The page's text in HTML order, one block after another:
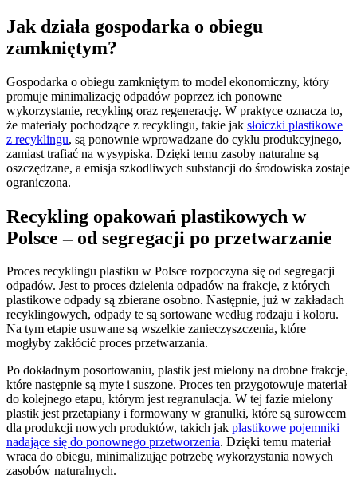
Jak działa gospodarka o obiegu
zamkniętym?
Gospodarka o obiegu zamkniętym to model ekonomiczny, który
promuje minimalizację odpadów poprzez ich ponowne
wykorzystanie, recykling oraz regenerację. W praktyce oznacza to,
że materiały pochodzące z recyklingu, takie jak słoiczki plastikowe
z recyklingu, są ponownie wprowadzane do cyklu produkcyjnego,
zamiast trafiać na wysypiska. Dzięki temu zasoby naturalne są
oszczędzane, a emisja szkodliwych substancji do środowiska zostaje
ograniczona.
Recykling opakowań plastikowych w
Polsce – od segregacji po przetwarzanie
Proces recyklingu plastiku w Polsce rozpoczyna się od segregacji
odpadów. Jest to proces dzielenia odpadów na frakcje, z których
plastikowe odpady są zbierane osobno. Następnie, już w zakładach
recyklingowych, odpady te są sortowane według rodzaju i koloru.
Na tym etapie usuwane są wszelkie zanieczyszczenia, które
mogłyby zakłócić proces przetwarzania.
Po dokładnym posortowaniu, plastik jest mielony na drobne frakcje,
które następnie są myte i suszone. Proces ten przygotowuje materiał
do kolejnego etapu, którym jest regranulacja. W tej fazie mielony
plastik jest przetapiany i formowany w granulki, które są surowcem
dla produkcji nowych produktów, takich jak plastikowe pojemniki
nadające się do ponownego przetworzenia. Dzięki temu materiał
wraca do obiegu, minimalizując potrzebę wykorzystania nowych
zasobów naturalnych.